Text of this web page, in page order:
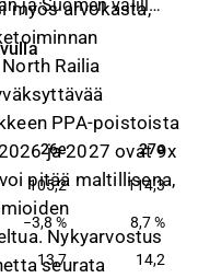
myös arvokasta,
Railia
PPA-poistoista
ja 2027 ovat 9x
pitää maltillisena,
Nykyarvostus
seurata
ja Suomen välillä
tarjoaa erilaisia
26e 27e
26e 27e
105,2 114,3
−3,8 % 8,7 %
13,7 14,2